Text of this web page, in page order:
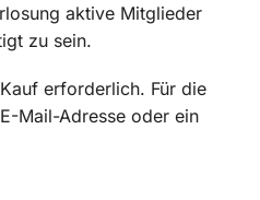
aktive Mitglieder
zu sein.
erforderlich. Für die
Mail-Adresse oder ein